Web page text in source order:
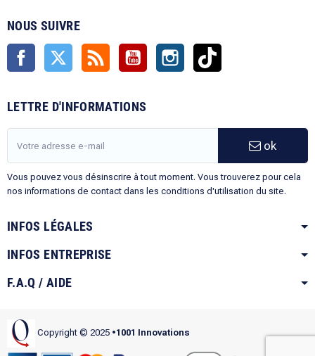
NOUS SUIVRE
Facebook Twitter Rss YouTube Instagram
LETTRE D'INFORMATIONS
ok
Vous pouvez vous désinscrire à tout moment. Vous trouverez pour cela
nos informations de contact dans les conditions d'utilisation du site.
INFOS LÉGALES
INFOS ENTREPRISE
F.A.Q / AIDE
Copyright © 2025 •1001 Innovations